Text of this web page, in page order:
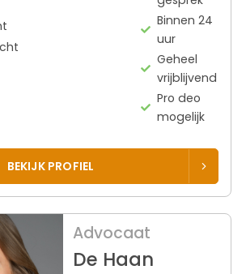
Binnen 24
uur
Geheel
vrijblijvend
Pro deo
mogelijk
BEKIJK PROFIEL
Advocaat
De Haan